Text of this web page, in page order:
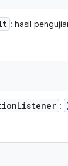
: hasil
Listener :